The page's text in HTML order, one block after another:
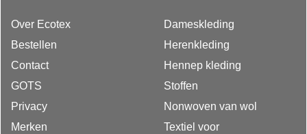
Over Ecotex
Bestellen
Contact
GOTS
Privacy
Merken
Dameskleding
Herenkleding
Hennep kleding
Stoffen
Nonwoven van wol
Textiel voor